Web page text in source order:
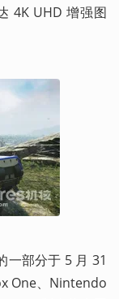
4K UHD 增强图
一部分于 5 月 31
One、Nintendo